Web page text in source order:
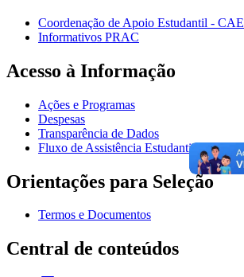
Coordenação de Apoio Estudantil - CAE
Informativos PRAC
Acesso à Informação
Ações e Programas
Despesas
Transparência de Dados
Fluxo de Assistência Estudantil
Orientações para Seleção
Termos e Documentos
Central de conteúdos